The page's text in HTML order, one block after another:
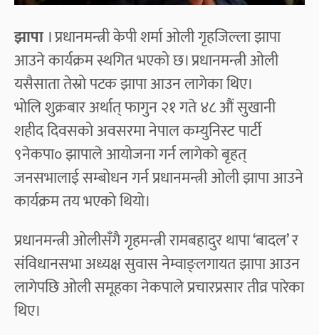
झापा । प्रधानमन्त्री केपी शर्मा ओली गृहजिल्ला झापा
आउने कार्यक्रम स्थगित भएको छ। प्रधानमन्त्री ओली
यसैसाता तेस्रो पटक झापा आउन लागेका थिए।
भोलि शुक्रबार अर्थात् फागुन २१ गते ४८ औं सुखानी
शहीद दिवसको अवसरमा नेपाल कम्युनिस्ट पार्टी
९नेकपा० झापाले आयोजना गर्न लागेको बृहत्
जनसभालाई सम्बोधन गर्न प्रधानमन्त्री ओली झापा आउने
कार्यक्रम तय भएको थियो।
प्रधानमन्त्री ओलीसँगै गृहमन्त्री रामबहादुर थापा ‘बादल’ र
संविधानसभा अध्यक्ष सुवास नेम्वाङ्लगायत झापा आउन
लागेपछि ओली समूहका नेकपाले प्रचारप्रसार तीव्र पारेका
थिए।